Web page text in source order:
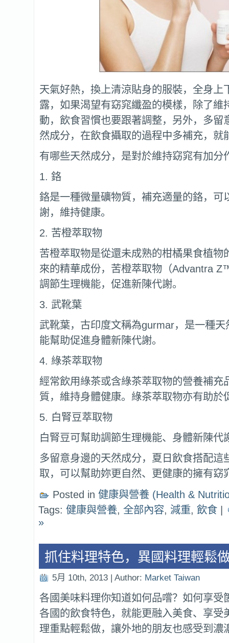
天氣好熱，換上清涼貼身的服裝，全身上
露，如果渴望有窈窕纖盈的模樣，除了維
動，飲食習慣也要跟著調整，另外，多留
然成分，在飲食攝取的過程中多補充，就
有哪些天然成分，是對於維持窈窕有加分
1. 鉻
鉻是一種微量礦物質，補充適量的鉻，可
謝，維持健康。
2. 苦橙萃取物
苦橙萃取物是從還未成熟的柑橘果食植物
來的精華成份，苦橙萃取物（Advantra
調節生理機能，促進新陳代謝。
3. 武靴葉
武靴葉，古印度文稱為gurmar，是一種
能幫助促進身體新陳代謝。
4. 綠茶萃取物
經常飲用綠茶或含綠茶萃取物的營養補充
質，維持身體健康。綠茶萃取物亦有助於
5. 白腎豆萃取物
白腎豆可幫助調節生理機能、身體新陳代
多留意身邊的天然成分，夏日飲食搭配這
取，可以幫助妳更自然、更健康的擁有窈
Posted in 健康與營養 (Health &
Tags: 健康與營養, 全部內容, 減重, 飲食
»
抓住料理特色，異國料理輕鬆
5月 10th, 2013 | Author: Market Taiwan
各國美味料理你知道如何品嚐？如何享受
各國的飲食特色，就能更融入美食、享受
理重點輕鬆做，讓外地的朋友也感受到濃